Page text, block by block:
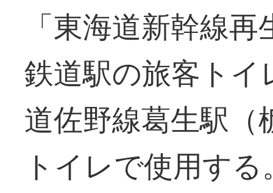
「東海道新幹線
鉄道駅の旅客ト
道佐野線葛生駅（
トイレで使用する